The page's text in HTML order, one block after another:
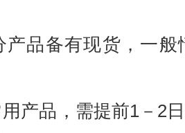
产品备有现货，一
产品，需提前1 － 2